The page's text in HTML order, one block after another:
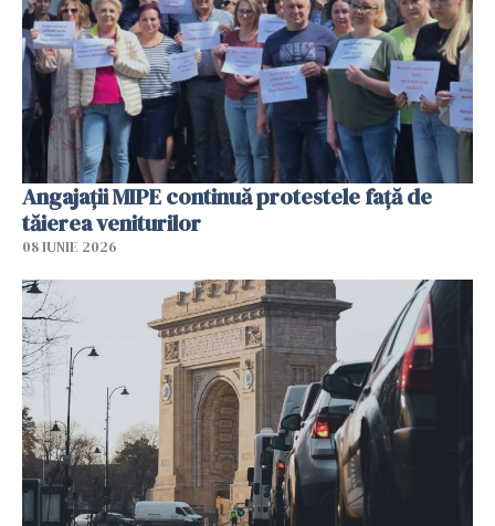
Angajaţii MIPE continuă protestele faţă de
tăierea veniturilor
08 IUNIE 2026